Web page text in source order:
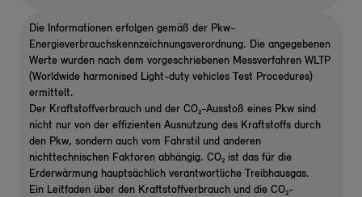
Die Informationen erfolgen gemäß der Pkw-
Energieverbrauchskennzeichnungsverordnung. Die angegebenen
Werte wurden nach dem vorgeschriebenen Messverfahren WLTP
(Worldwide harmonised Light-duty vehicles Test Procedures)
ermittelt.
Der Kraftstoffverbrauch und der CO₂-Ausstoß eines Pkw sind
nicht nur von der effizienten Ausnutzung des Kraftstoffs durch
den Pkw, sondern auch vom Fahrstil und anderen
nichttechnischen Faktoren abhängig. CO₂ ist das für die
Erderwärmung hauptsächlich verantwortliche Treibhausgas.
Ein Leitfaden über den Kraftstoffverbrauch und die CO₂-